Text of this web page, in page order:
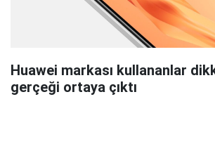
Huawei markası kullananlar
gerçeği ortaya çıktı